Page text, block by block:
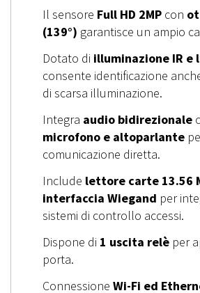
Il sensore Full HD 2MP con
(139°) garantisce un ampio
Dotato di illuminazione IR e
consente identificazione
di scarsa illuminazione.
Integra audio bidirezionale
microfono e altoparlante
comunicazione diretta.
Include lettore carte 13.56
interfaccia Wiegand per
sistemi di controllo accessi.
Dispone di 1 uscita relè per
porta.
Connessione Wi-Fi ed